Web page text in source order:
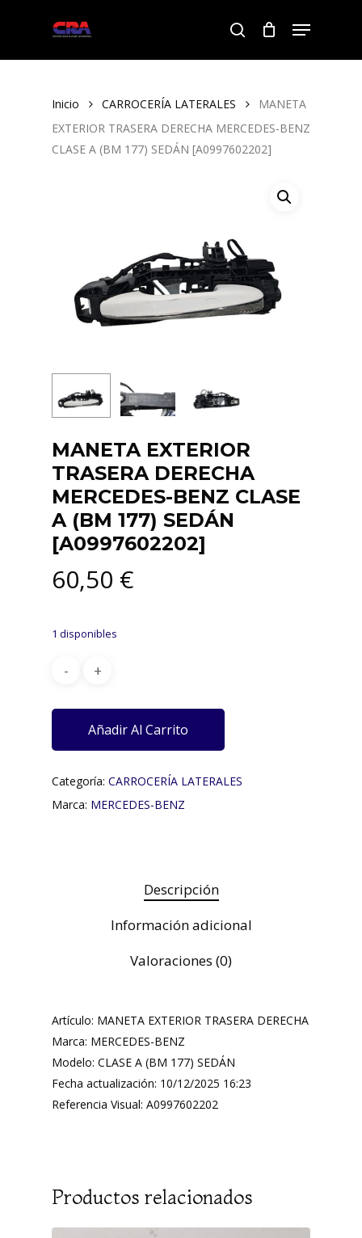
search
Menu
Inicio CARROCERÍA LATERALES
MANETA
EXTERIOR TRASERA DERECHA MERCEDES-BENZ
CLASE A (BM 177) SEDÁN [A0997602202]
MANETA EXTERIOR
TRASERA DERECHA
MERCEDES-BENZ CLASE
A (BM 177) SEDÁN
[A0997602202]
60,50 €
1 disponibles
Añadir Al Carrito
Categoría: CARROCERÍA LATERALES
Marca: MERCEDES-BENZ
Descripción
Información adicional
Valoraciones (0)
Artículo: MANETA EXTERIOR TRASERA DERECHA
Marca: MERCEDES-BENZ
Modelo: CLASE A (BM 177) SEDÁN
Fecha actualización: 10/12/2025 16:23
Referencia Visual: A0997602202
Productos relacionados